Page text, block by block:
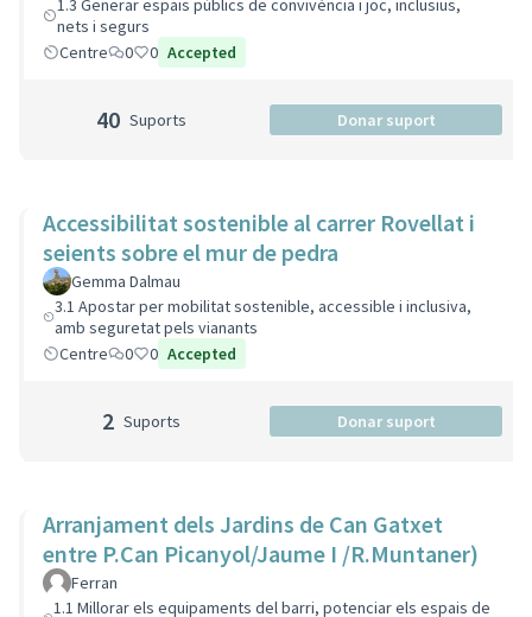
1.3 Generar espais públics de convivència i joc, inclusius,
nets i segurs
Centre
0 0 Accepted
40 Suports Donar suport
Accessibilitat sostenible al carrer Rovellat i
seients sobre el mur de pedra
Gemma Dalmau
3.1 Apostar per mobilitat sostenible, accessible i inclusiva,
amb seguretat pels vianants
Centre
0 0 Accepted
2 Suports Donar suport
Arranjament dels Jardins de Can Gatxet
entre P.Can Picanyol/Jaume I /R.Muntaner)
Ferran
1.1 Millorar els equipaments del barri, potenciar els espais de